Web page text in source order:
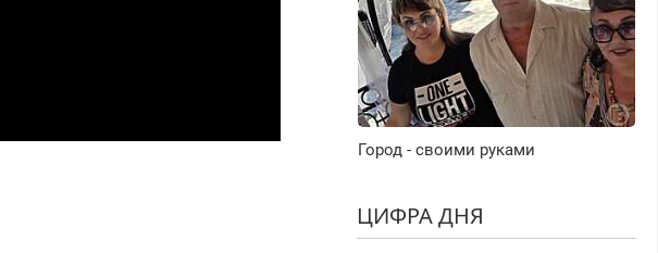
Город - своими руками
ЦИФРА ДНЯ